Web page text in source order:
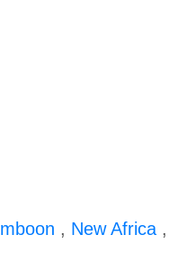
, New Africa ,